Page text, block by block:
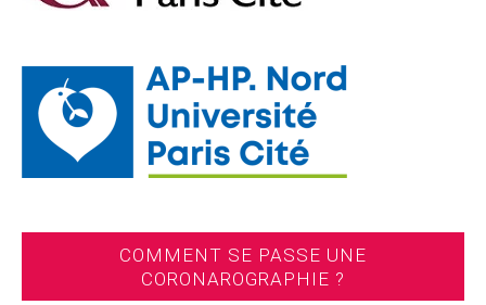
COMMENT SE PASSE UNE
CORONAROGRAPHIE ?